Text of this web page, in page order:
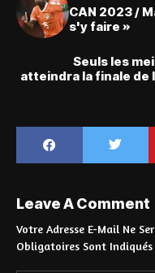
CAN 2023 /
s'y faire »
Seuls les
atteindra la finale de
Leave A Comment
Votre Adresse E-Mail Ne
Obligatoires Sont Indiqués